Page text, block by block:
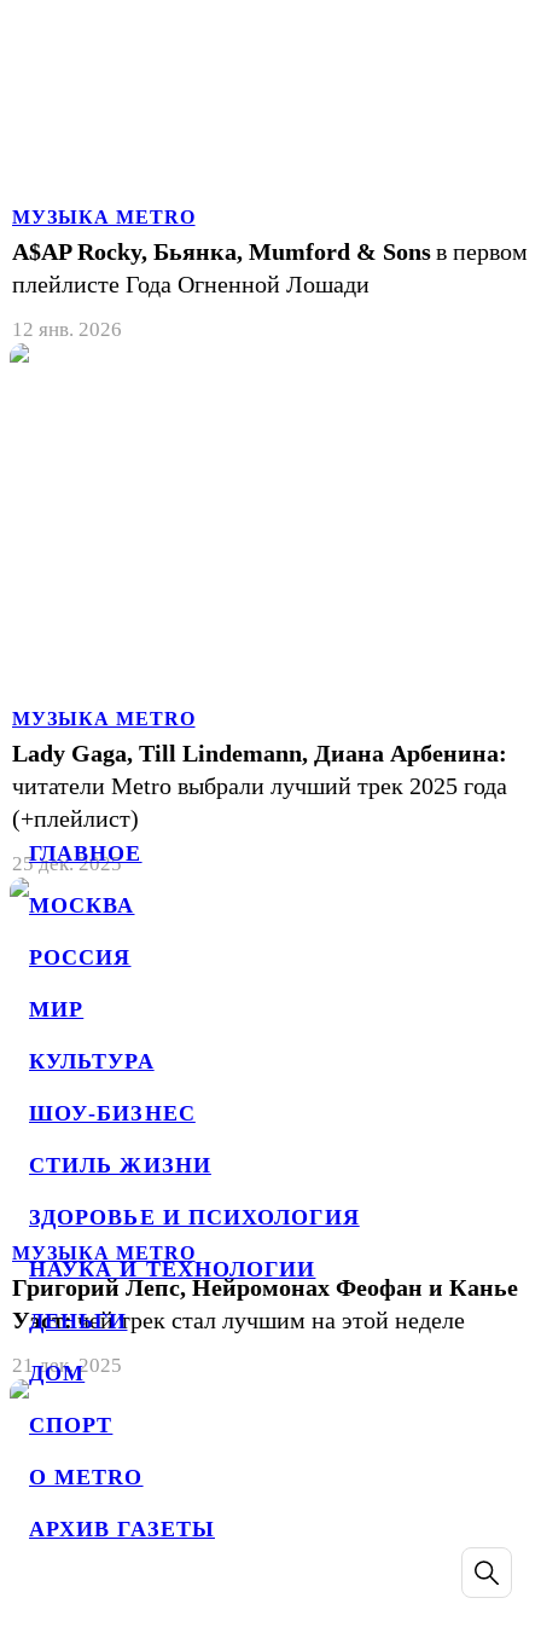
ГЛАВНОЕ
МОСКВА
РОССИЯ
МИР
КУЛЬТУРА
ШОУ-БИЗНЕС
СТИЛЬ ЖИЗНИ
ЗДОРОВЬЕ И ПСИХОЛОГИЯ
НАУКА И ТЕХНОЛОГИИ
ДЕНЬГИ
ДОМ
СПОРТ
О METRO
АРХИВ ГАЗЕТЫ
МУЗЫКА METRO
A$AP Rocky, Бьянка, Mumford & Sonsв первом
плейлисте Года Огненной Лошади
12 янв. 2026
МУЗЫКА METRO
Lady Gaga, Till Lindemann, Диана Арбенина:
читатели Metro выбрали лучший трек 2025 года
(+плейлист)
25 дек. 2025
МУЗЫКА METRO
Григорий Лепс, Нейромонах Феофан и Канье
Уэст:чей трек стал лучшим на этой неделе
21 дек. 2025